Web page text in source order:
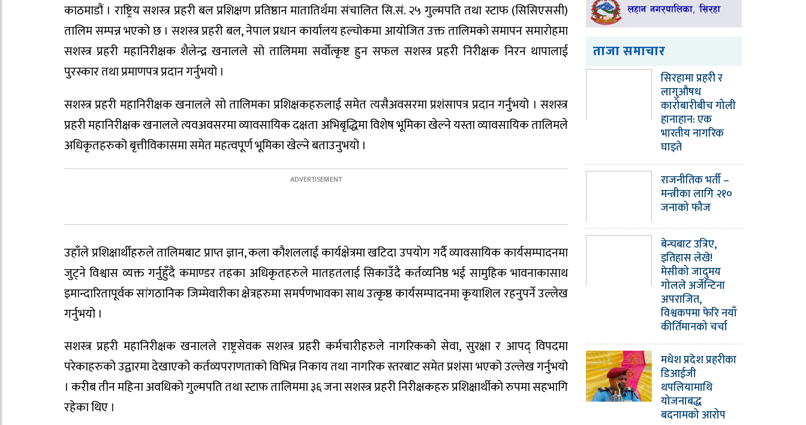
काठमाडौं । राष्ट्रिय सशस्त्र प्रहरी बल प्रशिक्षण प्रतिष्ठान मातातिर्थमा संचालित सि.सं. २५ गुल्मपति तथा स्टाफ (सिसिएससी)
तालिम सम्पन्न भएको छ । सशस्त्र प्रहरी बल, नेपाल प्रधान कार्यालय हल्चोकमा आयोजित उक्त तालिमको समापन समारोहमा
सशस्त्र प्रहरी महानिरीक्षक शैलेन्द्र खनालले सो तालिममा सर्वोत्कृष्ट हुन सफल सशस्त्र प्रहरी निरीक्षक निरन थापालाई
पुरस्कार तथा प्रमाणपत्र प्रदान गर्नुभयो ।
सशस्त्र प्रहरी महानिरीक्षक खनालले सो तालिमका प्रशिक्षकहरुलाई समेत त्यसैअवसरमा प्रशंसापत्र प्रदान गर्नुभयो । सशस्त्र
प्रहरी महानिरीक्षक खनालले त्यवअवसरमा व्यावसायिक दक्षता अभिबृद्धिमा विशेष भूमिका खेल्ने यस्ता व्यावसायिक तालिमले
अधिकृतहरुको बृत्तीविकासमा समेत महत्वपूर्ण भूमिका खेल्ने बताउनुभयो ।
उहाँले प्रशिक्षार्थीहरुले तालिमबाट प्राप्त ज्ञान, कला कौशललाई कार्यक्षेत्रमा खटिदा उपयोग गर्दै व्यावसायिक कार्यसम्पादनमा
जुट्ने विश्वास व्यक्त गर्नुहुँदै कमाण्डर तहका अधिकृतहरुले मातहतलाई सिकाउँदै कर्तव्यनिष्ठ भई सामुहिक भावनाकासाथ
इमान्दारितापूर्वक सांगठानिक जिम्मेवारीका क्षेत्रहरुमा समर्पणभावका साथ उत्कृष्ठ कार्यसम्पादनमा कृयाशिल रहनुपर्ने उल्लेख
गर्नुभयो ।
सशस्त्र प्रहरी महानिरीक्षक खनालले राष्ट्रसेवक सशस्त्र प्रहरी कर्मचारीहरुले नागरिकको सेवा, सुरक्षा र आपद् विपदमा
परेकाहरुको उद्वारमा देखाएको कर्तव्यपराणताको विभिन्न निकाय तथा नागरिक स्तरबाट समेत प्रशंसा भएको उल्लेख गर्नुभयो
। करीब तीन महिना अवधिको गुल्मपति तथा स्टाफ तालिममा ३६ जना सशस्त्र प्रहरी निरीक्षकहरु प्रशिक्षार्थीको रुपमा सहभागि
रहेका थिए ।
ताजा समाचार
सिरहामा प्रहरी र
लागुऔषध
कारोबारीबीच गोली
हानाहान: एक
भारतीय नागरिक
घाइते
राजनीतिक भर्ती –
मन्त्रीका लागि २१०
जनाको फौज
बेन्चबाट उत्रिए,
इतिहास लेखे!
मेसीको जादुमय
गोलले अर्जेन्टिना
अपराजित,
विश्वकपमा फेरि नयाँ
कीर्तिमानको चर्चा
मधेश प्रदेश प्रहरीका
डिआईजी
थपलियामाथि
योजनाबद्ध
बदनामको आरोप